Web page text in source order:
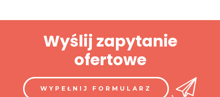
Wyślij zapytanie
ofertowe
WYPEŁNIJ FORMULARZ